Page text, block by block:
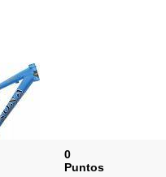
0
Puntos